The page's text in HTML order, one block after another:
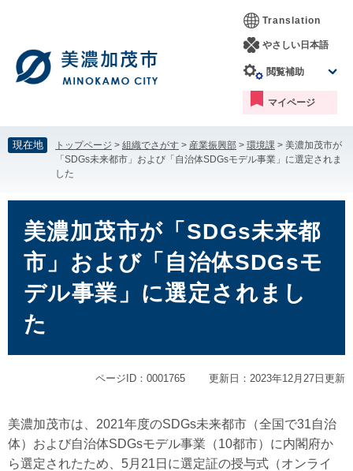
す。
し
て
本
Translation
やさしい日本語
閲覧補助
マイページ
現在地 トップページ > 組織でさがす > 産業振興部 > 環境課 > 美濃加茂市が
「SDGs未来都市」および「自治体SDGsモデル事業」に選定されま
した
美濃加茂市が「SDGs未来都
市」および「自治体SDGsモ
デル事業」に選定されまし
た
ページID：0001765 更新日：2023年12月27日更新
美濃加茂市は、2021年度のSDGs未来都市（全国で31自治
体）および自治体SDGsモデル事業（10都市）に内閣府か
ら選定されたため、5月21日に選定証の授与式（オンライ